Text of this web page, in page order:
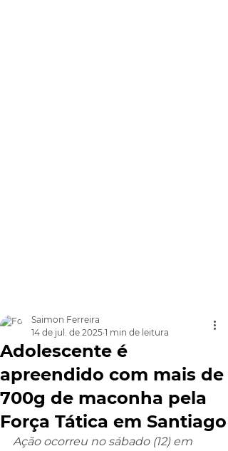
Adolescente é
apreendido com mais de
700g de maconha pela
Força Tática em Santiago
Saimon Ferreira
14 de jul. de 2025 1 min de leitura
Ação ocorreu no sábado (12) em